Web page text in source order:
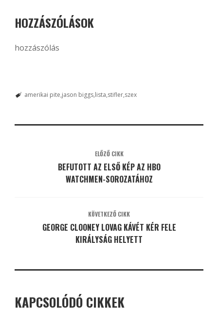
HOZZÁSZÓLÁSOK
hozzászólás
amerikai pite jason biggs lista stifler szex
ELŐZŐ CIKK
BEFUTOTT AZ ELSŐ KÉP AZ HBO
WATCHMEN-SOROZATÁHOZ
KÖVETKEZŐ CIKK
GEORGE CLOONEY LOVAG KÁVÉT KÉR FELE
KIRÁLYSÁG HELYETT
KAPCSOLÓDÓ CIKKEK